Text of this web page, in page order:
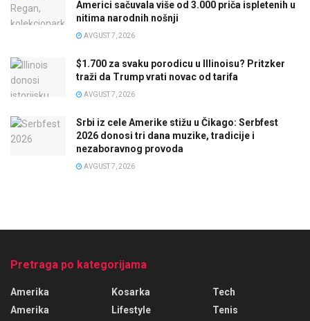
Americi sačuvala više od 3.000 priča ispletenih u
nitima narodnih nošnji
AVGUST 7, 2026
$1.700 za svaku porodicu u Illinoisu? Pritzker
traži da Trump vrati novac od tarifa
AVGUST 7, 2026
Srbi iz cele Amerike stižu u Čikago: Serbfest
2026 donosi tri dana muzike, tradicije i
nezaboravnog provoda
AVGUST 7, 2026
Pretraga po kategorijama
Amerika
Amerika
Kosarka
Lifestyle
Tech
Tenis